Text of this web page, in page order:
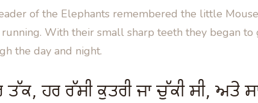
of the Elephants remembered the little
running. With their small sharp teeth they began
the day and night.
ਤੱਕ, ਹਰ ਰੱਸੀ ਕੁਤਰੀ ਜਾ ਚੁੱਕੀ ਸੀ, ਅਤੇ